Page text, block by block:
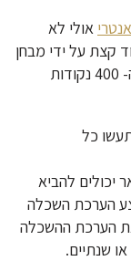
אולי לא
קצת על ידי מבחן
איילטס חוזר, היו יכולים אולי לעבור את ה- 400 נקודות
כל
יכולים להביא
הערכת השכלה
את הערכת ההשכלה
שנתיים.